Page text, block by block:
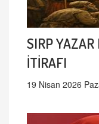
SIRP YAZAR
İTİRAFI
19 Nisan 2026